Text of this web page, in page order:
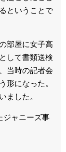
ということで
部屋に女子高
して書類送検
当時の記者会
形になった。
ました。
ジャニーズ事